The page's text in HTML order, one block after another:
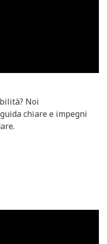
Noi
chiare e impegni